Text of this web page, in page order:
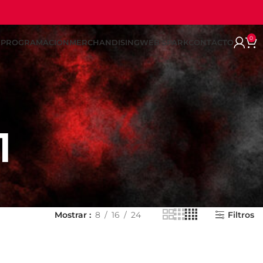
MERCHANDISINGWEB SPARK CONTACTO 0
Mostrar 8 16 24 Filtros